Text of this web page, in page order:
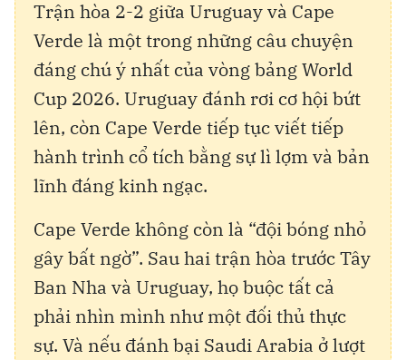
Trận hòa 2-2 giữa Uruguay và Cape
Verde là một trong những câu chuyện
đáng chú ý nhất của vòng bảng World
Cup 2026. Uruguay đánh rơi cơ hội bứt
lên, còn Cape Verde tiếp tục viết tiếp
hành trình cổ tích bằng sự lì lợm và bản
lĩnh đáng kinh ngạc.
Cape Verde không còn là “đội bóng nhỏ
gây bất ngờ”. Sau hai trận hòa trước Tây
Ban Nha và Uruguay, họ buộc tất cả
phải nhìn mình như một đối thủ thực
sự. Và nếu đánh bại Saudi Arabia ở lượt